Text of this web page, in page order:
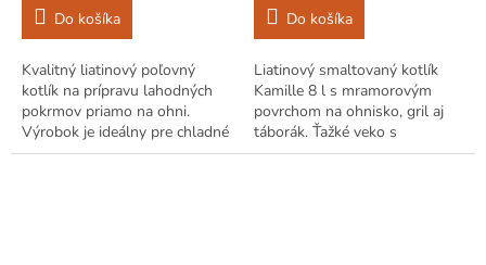
Do košíka
Kvalitný liatinový poľovný
kotlík na prípravu lahodných
pokrmov priamo na ohni.
Výrobok je ideálny pre chladné
jesenné večery a zimné
Do košíka
Liatinový smaltovaný kotlík
Kamille 8 l s mramorovým
povrchom na ohnisko, gril aj
táborák. Ťažké veko s
ventilačným otvorom, možnosť